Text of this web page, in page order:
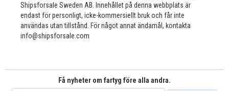
Shipsforsale Sweden AB. Innehållet på denna webbplats är
endast för personligt, icke-kommersiellt bruk och får inte
användas utan tillstånd. För något annat ändamål, kontakta
info@shipsforsale.com
Få nyheter om fartyg före alla andra.